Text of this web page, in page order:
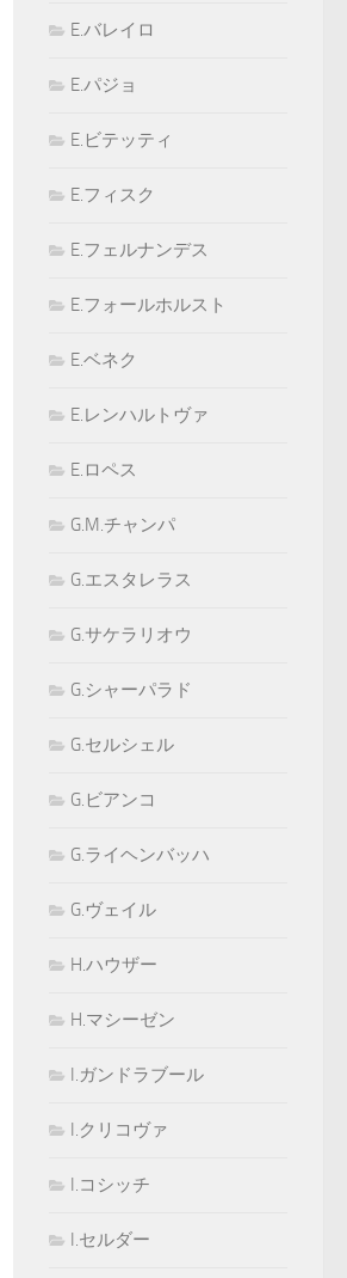
E.バレイロ
E.パジョ
E.ビテッティ
E.フィスク
E.フェルナンデス
E.フォールホルスト
E.ベネク
E.レンハルトヴァ
E.ロペス
G.M.チャンパ
G.エスタレラス
G.サケラリオウ
G.シャーパラド
G.セルシェル
G.ビアンコ
G.ライヘンバッハ
G.ヴェイル
H.ハウザー
H.マシーゼン
I.ガンドラブール
I.クリコヴァ
I.コシッチ
I.セルダー